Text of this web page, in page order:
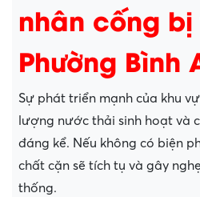
nhân cống
Phường Bình
Sự phát triển mạnh của khu
lượng nước thải sinh hoạt và
đáng kể. Nếu không có biện
chất cặn sẽ tích tụ và gây
thống.